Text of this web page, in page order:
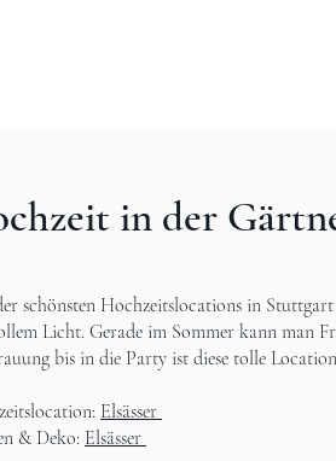
in der
schönsten Hochzeitslocations in
Licht. Gerade im Sommer kann man
bis in die Party ist diese tolle
Elsässer
& Deko: Elsässer